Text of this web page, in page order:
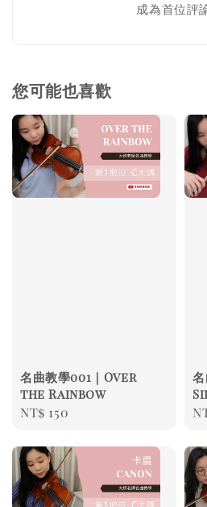
成為首位評
您可能也喜歡
名曲教學001｜Over
the Rainbow
Regular
NT$ 150